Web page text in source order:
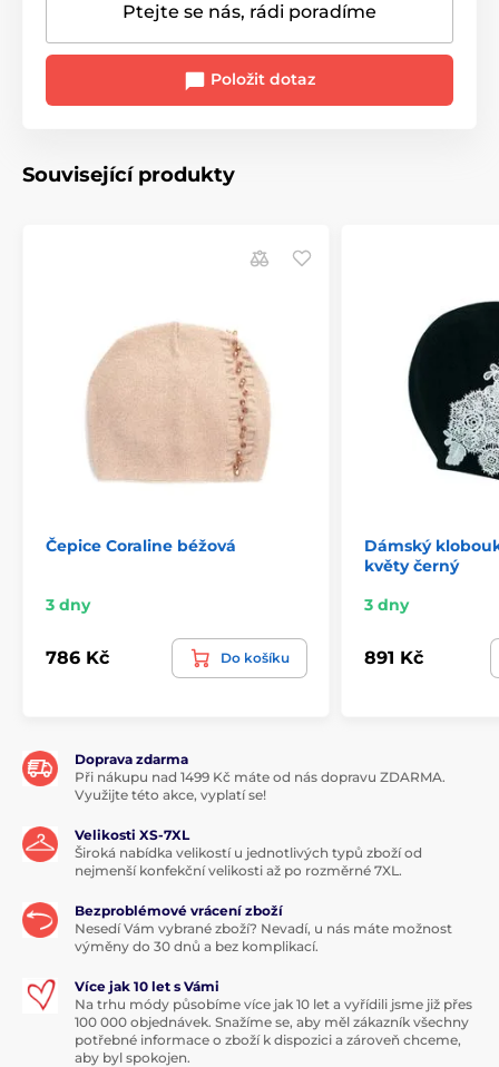
Ptejte se nás, rádi poradíme
Položit dotaz
Související produkty
Čepice Coraline béžová
3 dny
786 Kč Do košíku
Dámský
květy černý
3 dny
891 Kč
Doprava zdarma
Při nákupu nad 1499 Kč máte od nás dopravu ZDARMA.
Využijte této akce, vyplatí se!
Velikosti XS-7XL
Široká nabídka velikostí u jednotlivých typů zboží od
nejmenší konfekční velikosti až po rozměrné 7XL.
Bezproblémové vrácení zboží
Nesedí Vám vybrané zboží? Nevadí, u nás máte možnost
výměny do 30 dnů a bez komplikací.
Více jak 10 let s Vámi
Na trhu módy působíme více jak 10 let a vyřídili jsme již přes
100 000 objednávek. Snažíme se, aby měl zákazník všechny
potřebné informace o zboží k dispozici a zároveň chceme,
aby byl spokojen.